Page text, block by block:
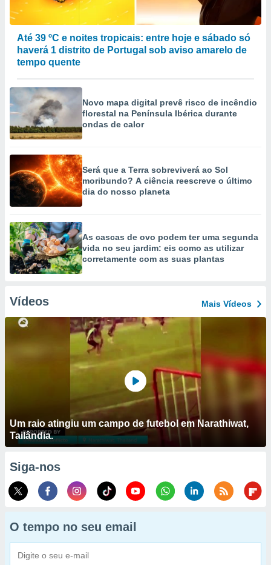
Até 39 ºC e noites tropicais: entre hoje e sábado só
haverá 1 distrito de Portugal sob aviso amarelo de
tempo quente
Novo mapa digital prevê risco de incêndio
florestal na Península Ibérica durante
ondas de calor
Será que a Terra sobreviverá ao Sol
moribundo? A ciência reescreve o último
dia do nosso planeta
As cascas de ovo podem ter uma segunda
vida no seu jardim: eis como as utilizar
corretamente com as suas plantas
Vídeos Mais Vídeos
Um raio atingiu um campo de futebol em Narathiwat,
Tailândia.
Siga-nos
O tempo no seu email